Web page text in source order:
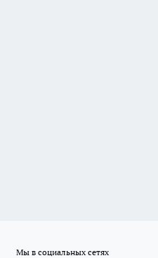
Мы в социальных сетях